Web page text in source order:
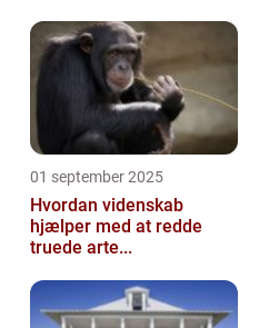
01 september 2025
Hvordan videnskab
hjælper med at redde
truede arte...